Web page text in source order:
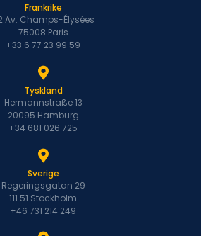
Frankrike
Av. Champs-Élysées
75008 Paris
+33 6 77 23 99 59
Tyskland
Hermannstraße 13
20095 Hamburg
+34 681 026 725
Sverige
Regeringsgatan 29
111 51 Stockholm
+46 731 214 249